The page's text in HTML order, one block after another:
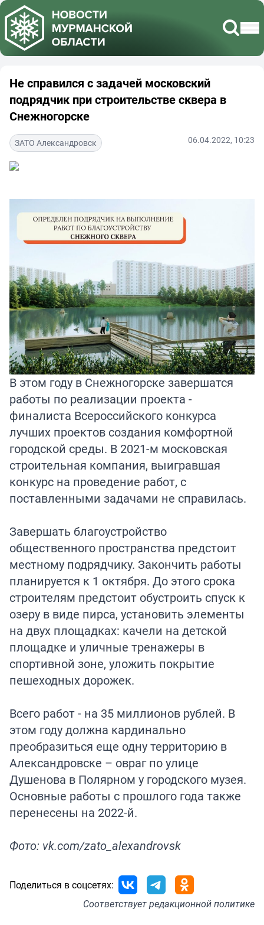
Не справился с задачей московский
подрядчик при строительстве сквера в
Снежногорске
ЗАТО Александровск 06.04.2022, 10:23
В этом году в Снежногорске завершатся
работы по реализации проекта -
финалиста Всероссийского конкурса
лучших проектов создания комфортной
городской среды. В 2021-м московская
строительная компания, выигравшая
конкурс на проведение работ, с
поставленными задачами не справилась.
Завершать благоустройство
общественного пространства предстоит
местному подрядчику. Закончить работы
планируется к 1 октября. До этого срока
строителям предстоит обустроить спуск к
озеру в виде пирса, установить элементы
на двух площадках: качели на детской
площадке и уличные тренажеры в
спортивной зоне, уложить покрытие
пешеходных дорожек.
Всего работ - на 35 миллионов рублей. В
этом году должна кардинально
преобразиться еще одну территорию в
Александровске – овраг по улице
Душенова в Полярном у городского музея.
Основные работы с прошлого года также
перенесены на 2022-й.
Фото: vk.com/zato_alexandrovsk
Поделиться в соцсетях:
Соответствуетредакционной политике